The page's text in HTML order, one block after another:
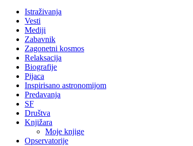
Istraživanja
Vesti
Mediji
Zabavnik
Zagonetni kosmos
Relaksacija
Biografije
Pijaca
Inspirisano astronomijom
Predavanja
SF
Društva
Knjižara
Moje knjige
Opservatorije